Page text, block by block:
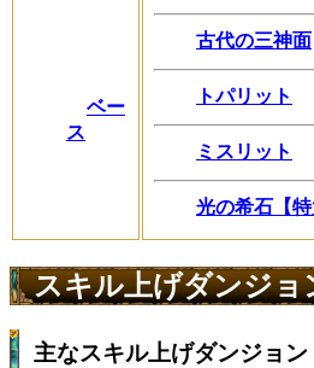
ベー
ス
古代の三神面
トパリット
ミスリット
光の希石【特
スキル上げダンジョ
主なスキル上げダンジョン